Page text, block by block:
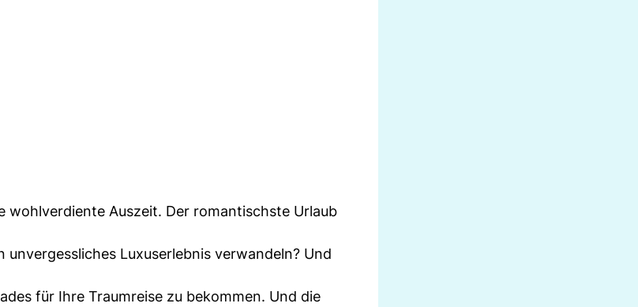
Auszeit. Der romantischste Urlaub
Luxuserlebnis verwandeln? Und
für Ihre Traumreise zu bekommen. Und die